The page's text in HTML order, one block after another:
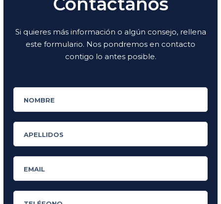
Si quieres más información o algún consejo, rellena
este formulario. Nos pondremos en contacto
contigo lo antes posible.